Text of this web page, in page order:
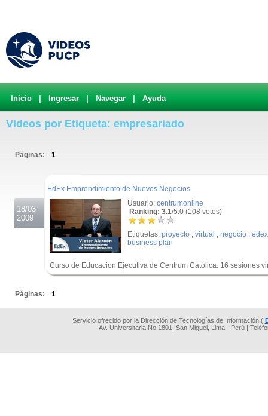
Inicio Ingresar Navegar Ayuda
Videos por Etiqueta: empresariado
Páginas: 1
18/03
2009
EdEx Emprendimiento de Nuevos Negocios
Usuario: centrumonline
Ranking: 3.1/5.0 (108 votos)
Etiquetas: proyecto , virtual , negocio , edex
business plan
Curso de Educacion Ejecutiva de Centrum Católica. 16 sesiones
Páginas: 1
Servicio ofrecido por la Dirección de Tecnologías de Información (
Av. Universitaria No 1801, San Miguel, Lima - Perú |